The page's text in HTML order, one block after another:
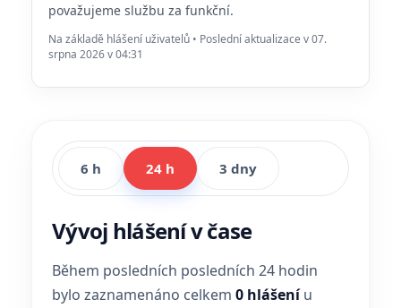
považujeme službu za funkční.
Na základě hlášení uživatelů • Poslední aktualizace v 07.
srpna 2026 v 04:31
6 h 24 h 3 dny
Vývoj hlášení v čase
Během posledních posledních 24 hodin
bylo zaznamenáno celkem 0 hlášeníu